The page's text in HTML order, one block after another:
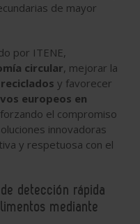
de mayor
por ITENE,
circular, mejorar la
y favorecer
europeos en
el compromiso
innovadoras
y respetuosa con el
detección rápida
mediante